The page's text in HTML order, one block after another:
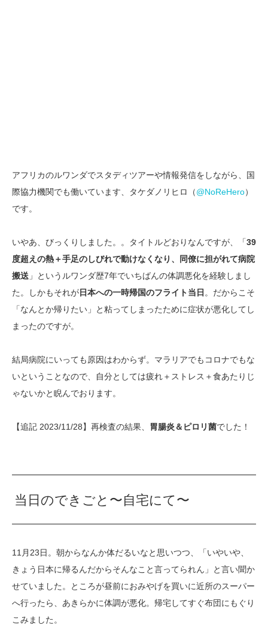
アフリカのルワンダでスタディツアーや情報発信をしながら、国
際協力機関でも働いています、タケダノリヒロ（@NoReHero）
です。
いやあ、びっくりしました。。タイトルどおりなんですが、「39
度超えの熱＋手足のしびれで動けなくなり、同僚に担がれて病院
搬送 」というルワンダ歴7年でいちばんの体調悪化を経験しまし
た。しかもそれが日本への一時帰国のフライト当日 。だからこそ
「なんとか帰りたい」と粘ってしまったために症状が悪化してし
まったのですが。
結局病院にいっても原因はわからず。マラリアでもコロナでもな
いということなので、自分としては疲れ＋ストレス＋食あたりじ
ゃないかと睨んでおります。
【追記 2023/11/28】再検査の結果、 胃腸炎＆ピロリ菌でした！
当日のできごと〜自宅にて〜
11月23日。朝からなんか体だるいなと思いつつ、「いやいや、
きょう日本に帰るんだからそんなこと言ってられん」と言い聞か
せていました。ところが昼前におみやげを買いに近所のスーパー
へ行ったら、あきらかに体調が悪化。帰宅してすぐ布団にもぐり
こみました。